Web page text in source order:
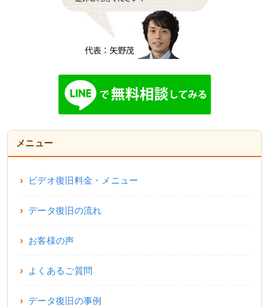
メニュー
ビデオ復旧料金・メニュー
データ復旧の流れ
お客様の声
よくあるご質問
データ復旧の事例